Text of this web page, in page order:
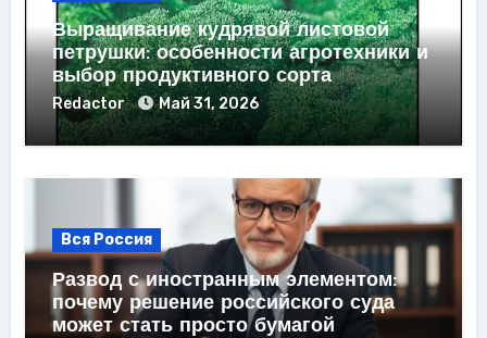
Выращивание кудрявой листовой
петрушки: особенности агротехники и
выбор продуктивного сорта
Redactor Май 31, 2026
Вся Россия
Развод с иностранным элементом:
почему решение российского суда
может стать просто бумагой